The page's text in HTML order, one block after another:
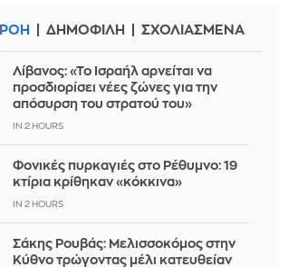
ΡΟΗ ΔΗΜΟΦΙΛΗ ΣΧΟΛΙΑΣΜΕΝΑ
Λίβανος: «Το Ισραήλ αρνείται να
προσδιορίσει νέες ζώνες για την
απόσυρση του στρατού του»
IN 2 HOURS
Φονικές πυρκαγιές στο Ρέθυμνο: 19
κτίρια κρίθηκαν «κόκκινα»
IN 2 HOURS
Σάκης Ρουβάς: Μελισσοκόμος στην
Κύθνο τρώγοντας μέλι κατευθείαν